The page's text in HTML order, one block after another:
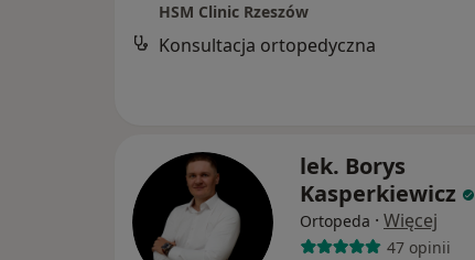
HSM Clinic Rzeszów
Konsultacja ortopedyczna
lek. Borys
Kasperkiewicz
Ortopeda · Więcej
47 opinii